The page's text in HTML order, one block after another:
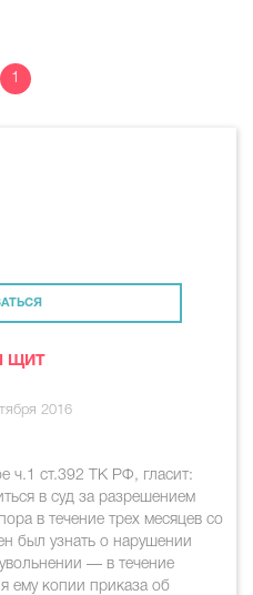
1
ЩИТ
2016
ч.1 ст.392 ТК РФ, гласит:
в суд за разрешением
в течение трех месяцев со
был узнать о нарушении
— в течение
ему копии приказа об